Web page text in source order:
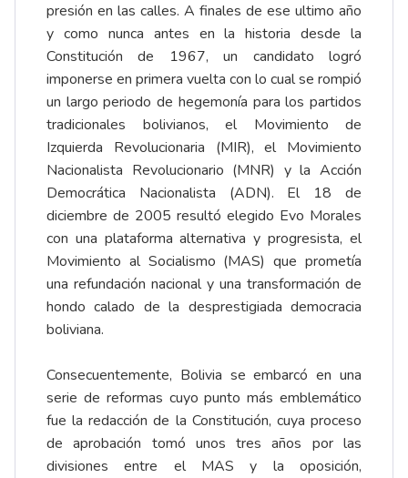
presión en las calles. A finales de ese ultimo año
y como nunca antes en la historia desde la
Constitución de 1967, un candidato logró
imponerse en primera vuelta con lo cual se rompió
un largo periodo de hegemonía para los partidos
tradicionales bolivianos, el Movimiento de
Izquierda Revolucionaria (MIR), el Movimiento
Nacionalista Revolucionario (MNR) y la Acción
Democrática Nacionalista (ADN). El 18 de
diciembre de 2005 resultó elegido Evo Morales
con una plataforma alternativa y progresista, el
Movimiento al Socialismo (MAS) que prometía
una refundación nacional y una transformación de
hondo calado de la desprestigiada democracia
boliviana.
Consecuentemente, Bolivia se embarcó en una
serie de reformas cuyo punto más emblemático
fue la redacción de la Constitución, cuya proceso
de aprobación tomó unos tres años por las
divisiones entre el MAS y la oposición,